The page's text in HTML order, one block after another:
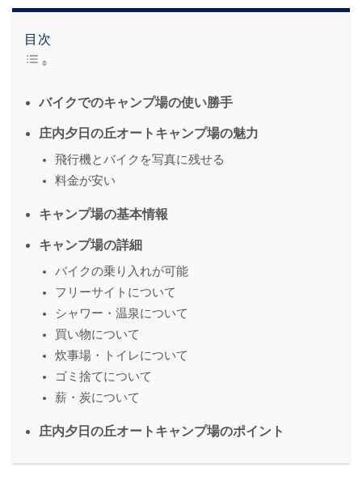
目次
バイクでのキャンプ場の使い勝手
庄内夕日の丘オートキャンプ場の魅力
飛行機とバイクを写真に残せる
料金が安い
キャンプ場の基本情報
キャンプ場の詳細
バイクの乗り入れが可能
フリーサイトについて
シャワー・温泉について
買い物について
炊事場・トイレについて
ゴミ捨てについて
薪・炭について
庄内夕日の丘オートキャンプ場のポイント